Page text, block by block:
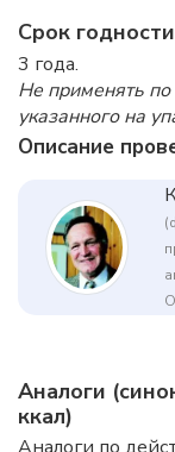
Срок годности
3 года.
Не применять по
указанного на
Описание
Аналоги
ккал)